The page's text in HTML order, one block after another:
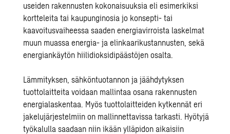
useiden rakennusten kokonaisuuksia eli esimerkiksi
kortteleita tai kaupunginosia jo konsepti- tai
kaavoitusvaiheessa saaden energiavirroista laskelmat
muun muassa energia- ja elinkaarikustannusten, sekä
energiankäytön hiilidioksidipäästöjen osalta.
Lämmityksen, sähköntuotannon ja jäähdytyksen
tuottolaitteita voidaan mallintaa osana rakennusten
energialaskentaa. Myös tuottolaitteiden kytkennät eri
jakelujärjestelmiin on mallinnettavissa tarkasti. Hyötyjä
työkalulla saadaan niin ikään ylläpidon aikaisiin